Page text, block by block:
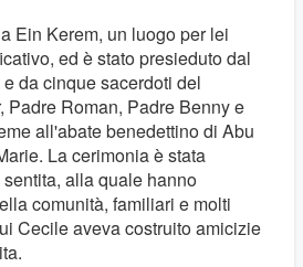
Ein Kerem, un luogo per lei
ed è stato presieduto dal
da cinque sacerdoti del
Padre Roman, Padre Benny e
all'abate benedettino di Abu
La cerimonia è stata
alla quale hanno
comunità, familiari e molti
Cecile aveva costruito amicizie